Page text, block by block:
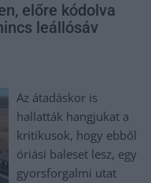
előre kódolva
leállósáv
Az átadáskor is
hallatták hangjukat a
kritikusok, hogy ebből
óriási baleset lesz, egy
gyorsforgalmi utat